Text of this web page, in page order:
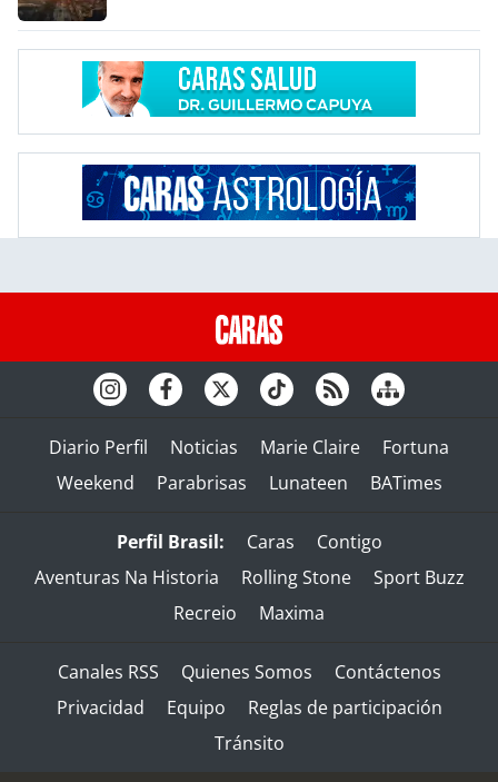
Diario Perfil Noticias Marie Claire
Fortuna
Weekend
Parabrisas Lunateen BATimes
Perfil Brasil: Caras
Contigo
Aventuras Na Historia
Rolling Stone
Sport Buzz
Recreio
Maxima
Canales RSS Quienes Somos
Contáctenos
Privacidad
Equipo
Reglas de participación
Tránsito